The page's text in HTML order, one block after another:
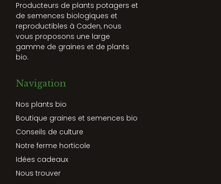
Producteurs de plants potagers et
de semences biologiques et
reproductibles à Caden, nous
vous proposons une large
gamme de graines et de plants
bio.
Navigation
Nos plants bio
Boutique graines et semences bio
Conseils de culture
Notre ferme horticole
Idées cadeaux
Nous trouver